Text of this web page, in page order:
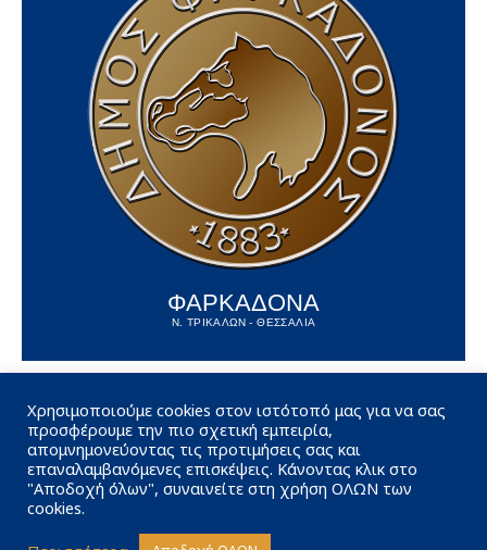
ΦΑΡΚΑΔΟΝΑ
Ν. ΤΡΙΚΑΛΩΝ - ΘΕΣΣΑΛΙΑ
Χρησιμοποιούμε cookies στον ιστότοπό μας για να σας
προσφέρουμε την πιο σχετική εμπειρία,
απομνημονεύοντας τις προτιμήσεις σας και
επαναλαμβανόμενες επισκέψεις. Κάνοντας κλικ στο
"Αποδοχή όλων", συναινείτε στη χρήση ΟΛΩΝ των
cookies.